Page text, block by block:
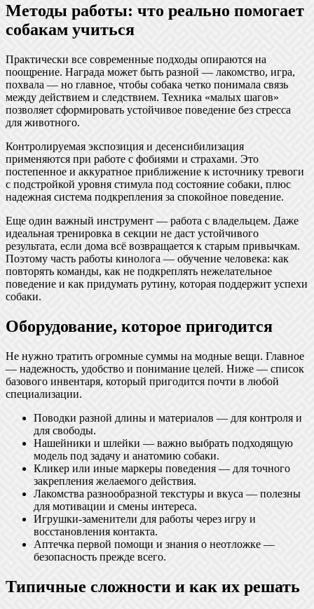
Методы работы: что реально помогает
собакам учиться
Практически все современные подходы опираются на
поощрение. Награда может быть разной — лакомство, игра,
похвала — но главное, чтобы собака четко понимала связь
между действием и следствием. Техника «малых шагов»
позволяет сформировать устойчивое поведение без стресса
для животного.
Контролируемая экспозиция и десенсибилизация
применяются при работе с фобиями и страхами. Это
постепенное и аккуратное приближение к источнику тревоги
с подстройкой уровня стимула под состояние собаки, плюс
надежная система подкрепления за спокойное поведение.
Еще один важный инструмент — работа с владельцем. Даже
идеальная тренировка в секции не даст устойчивого
результата, если дома всё возвращается к старым привычкам.
Поэтому часть работы кинолога — обучение человека: как
повторять команды, как не подкреплять нежелательное
поведение и как придумать рутину, которая поддержит успехи
собаки.
Оборудование, которое пригодится
Не нужно тратить огромные суммы на модные вещи. Главное
— надежность, удобство и понимание целей. Ниже — список
базового инвентаря, который пригодится почти в любой
специализации.
Поводки разной длины и материалов — для контроля и
для свободы.
Нашейники и шлейки — важно выбрать подходящую
модель под задачу и анатомию собаки.
Кликер или иные маркеры поведения — для точного
закрепления желаемого действия.
Лакомства разнообразной текстуры и вкуса — полезны
для мотивации и смены интереса.
Игрушки-заменители для работы через игру и
восстановления контакта.
Аптечка первой помощи и знания о неотложке —
безопасность прежде всего.
Типичные сложности и как их решать